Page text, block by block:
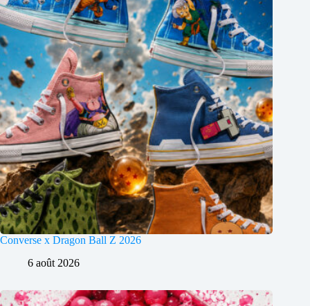
Converse x Dragon Ball Z 2026
6 août 2026